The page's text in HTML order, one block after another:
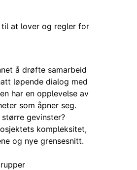
at lover og regler for
å drøfte samarbeid
løpende dialog med
har en opplevelse av
som åpner seg.
gevinster?
kompleksitet,
og nye grensesnitt.